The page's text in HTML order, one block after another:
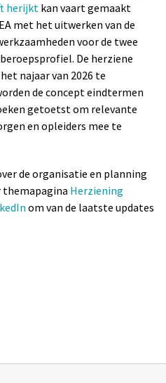
herijkt kan vaart gemaakt
met het uitwerken van de
voor de twee
De herziene
najaar van 2026 te
de concept eindtermen
getoetst om relevante
en opleiders mee te
de organisatie en planning
themapagina Herziening
om van de laatste updates